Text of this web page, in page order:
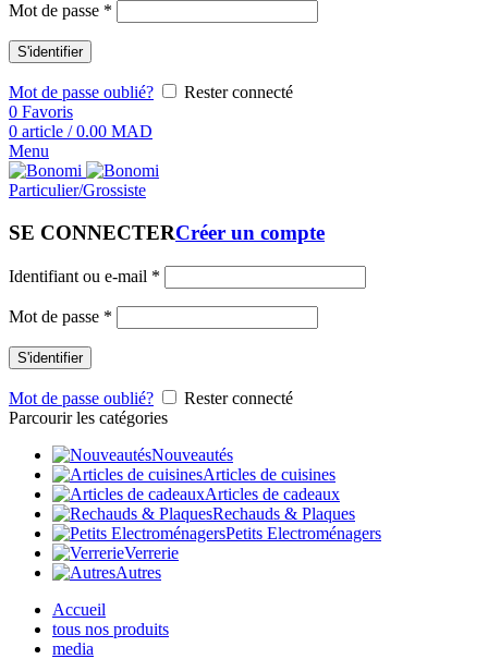
Mot de passe *
S'identifier
Mot de passe oublié?
Rester connecté
0 Favoris
0 article / 0.00 MAD
Menu
Particulier/Grossiste
SE CONNECTERCréer un compte
Identifiant ou e-mail *
Mot de passe *
S'identifier
Mot de passe oublié?
Rester connecté
Parcourir les catégories
Nouveautés
Articles de cuisines
Articles de cadeaux
Rechauds & Plaques
Petits Electroménagers
Verrerie
Autres
Accueil
tous nos produits
media